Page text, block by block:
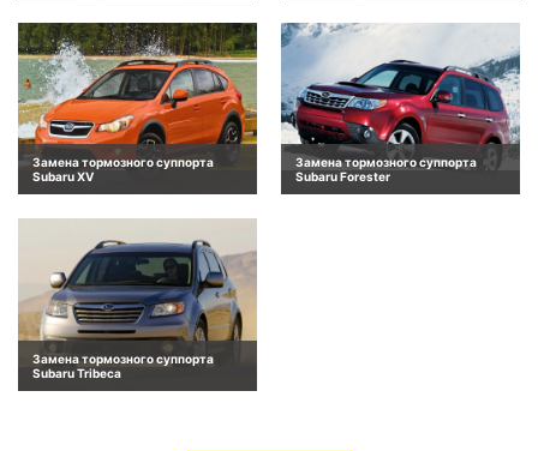
Замена тормозного суппорта
Subaru XV
Замена тормозного суппорта
Subaru Forester
Замена тормозного суппорта
Subaru Tribeca